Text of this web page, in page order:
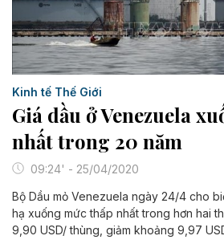
Kinh tế Thế Giới
Giá dầu ở Venezuela
nhất trong 20 năm
09:24' - 25/04/2020
Bộ Dầu mỏ Venezuela ngày 24/4 cho
hạ xuống mức thấp nhất trong hơn hai
9,90 USD/ thùng, giảm khoảng 9,97